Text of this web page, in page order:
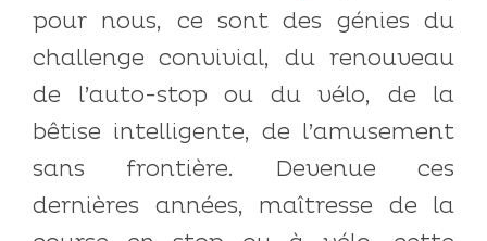
pour nous, ce sont des génies du
challenge convivial, du renouveau
de l’auto-stop ou du vélo, de la
bêtise intelligente, de l’amusement
sans frontière. Devenue ces
dernières années, maîtresse de la